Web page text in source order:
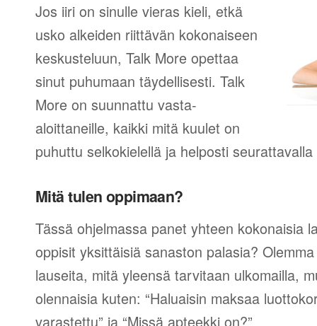
Jos iiri on sinulle vieras kieli, etkä
usko alkeiden riittävän kokonaiseen
keskusteluun, Talk More opettaa
sinut puhumaan täydellisesti. Talk
More on suunnattu vasta-
aloittaneille, kaikki mitä kuulet on
puhuttu selkokielellä ja helposti
Mitä tulen oppimaan?
Tässä ohjelmassa panet yhteen kokonaisia
oppisit yksittäisiä sanaston palasia?
lauseita, mitä yleensä tarvitaan ulkomailla,
olennaisia kuten: “Haluaisin maksaa
varastettu” ja “Missä apteekki on?”